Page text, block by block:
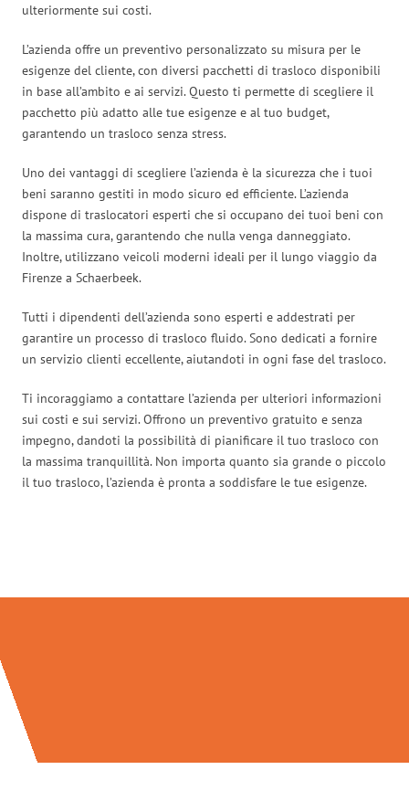
ulteriormente sui costi.
L’azienda offre un preventivo personalizzato su misura per le
esigenze del cliente, con diversi pacchetti di trasloco disponibili
in base all’ambito e ai servizi. Questo ti permette di scegliere il
pacchetto più adatto alle tue esigenze e al tuo budget,
garantendo un trasloco senza stress.
Uno dei vantaggi di scegliere l’azienda è la sicurezza che i tuoi
beni saranno gestiti in modo sicuro ed efficiente. L’azienda
dispone di traslocatori esperti che si occupano dei tuoi beni con
la massima cura, garantendo che nulla venga danneggiato.
Inoltre, utilizzano veicoli moderni ideali per il lungo viaggio da
Firenze a Schaerbeek.
Tutti i dipendenti dell’azienda sono esperti e addestrati per
garantire un processo di trasloco fluido. Sono dedicati a fornire
un servizio clienti eccellente, aiutandoti in ogni fase del trasloco.
Ti incoraggiamo a contattare l’azienda per ulteriori informazioni
sui costi e sui servizi. Offrono un preventivo gratuito e senza
impegno, dandoti la possibilità di pianificare il tuo trasloco con
la massima tranquillità. Non importa quanto sia grande o piccolo
il tuo trasloco, l’azienda è pronta a soddisfare le tue esigenze.